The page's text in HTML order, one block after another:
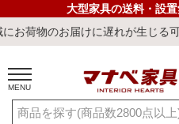
大型家具の送料・設
けに遅れが生じる可能性がござ
MENU
ご利用ガイド